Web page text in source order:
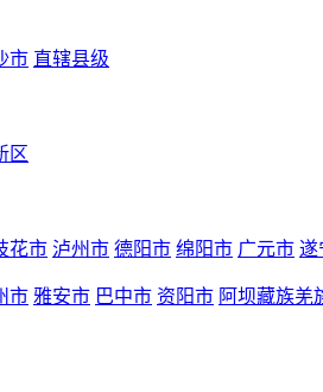
市 直辖县级
区
花市 泸州市 德阳市 绵阳市 广元市 遂
市 雅安市 巴中市 资阳市 阿坝藏族羌